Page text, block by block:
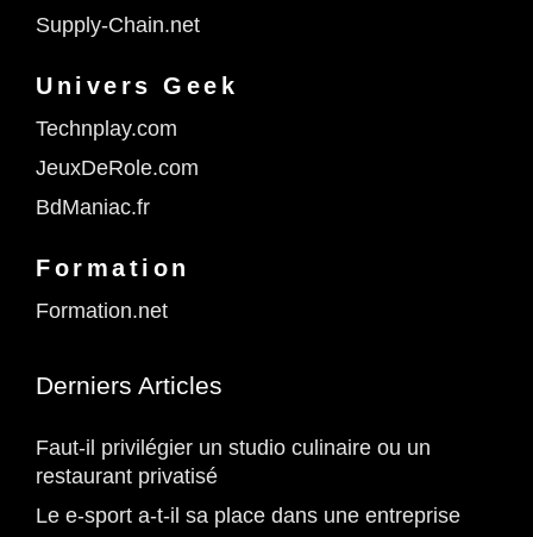
Supply-Chain.net
Univers Geek
Technplay.com
JeuxDeRole.com
BdManiac.fr
Formation
Formation.net
Derniers Articles
Faut-il privilégier un studio culinaire ou un
restaurant privatisé
Le e-sport a-t-il sa place dans une entreprise